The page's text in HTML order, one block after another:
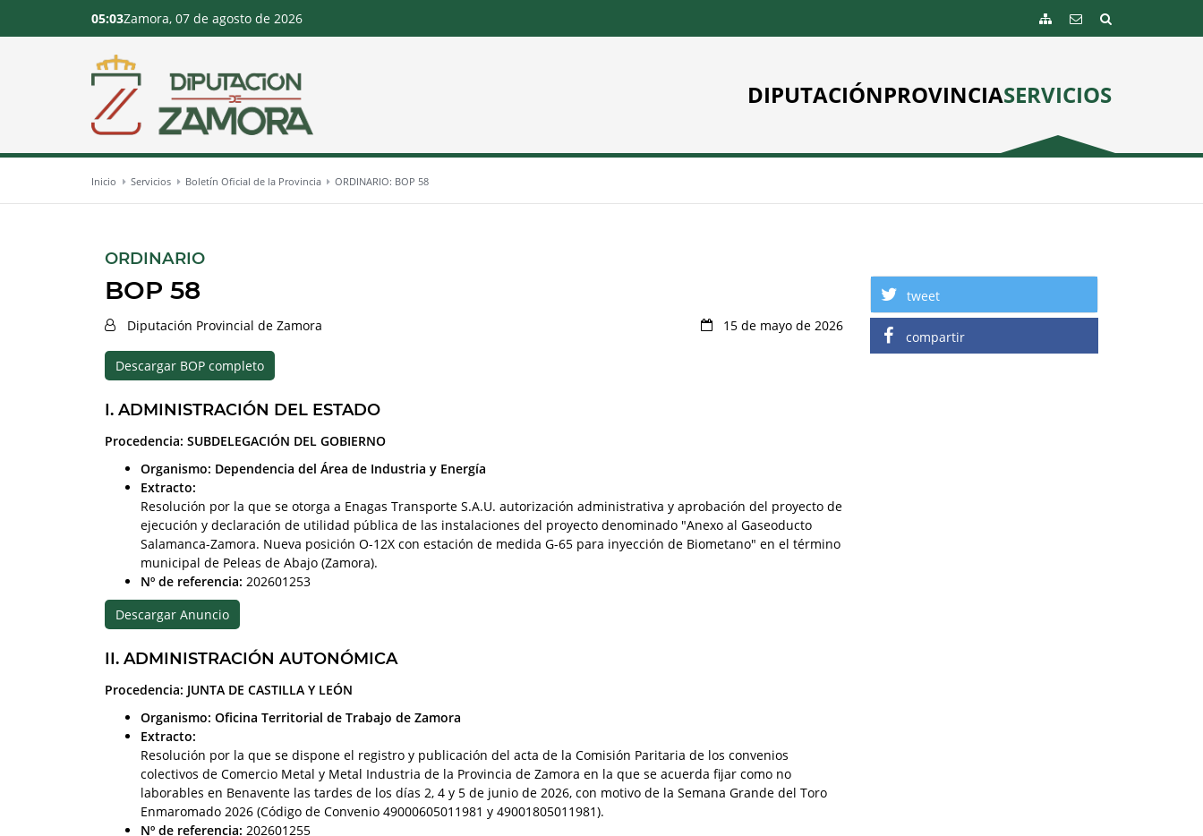
DIPUTACIÓNPROVINCIASERVICIOS
05:03Zamora, 07 de agosto de 2026
Inicio Servicios Boletín Oficial de la Provincia ORDINARIO: BOP 58
ORDINARIO:
BOP 58
15 de mayo de 2026
Diputación Provincial de Zamora
Descargar BOP completo
I. ADMINISTRACIÓN DEL ESTADO
Procedencia: SUBDELEGACIÓN DEL GOBIERNO
Organismo: Dependencia del Área de Industria y Energía
Extracto:
Resolución por la que se otorga a Enagas Transporte S.A.U. autorización administrativa y aprobación del proyecto de
ejecución y declaración de utilidad pública de las instalaciones del proyecto denominado "Anexo al Gaseoducto
Salamanca-Zamora. Nueva posición O-12X con estación de medida G-65 para inyección de Biometano" en el término
municipal de Peleas de Abajo (Zamora).
Nº de referencia: 202601253
Descargar Anuncio
II. ADMINISTRACIÓN AUTONÓMICA
Procedencia: JUNTA DE CASTILLA Y LEÓN
Organismo: Oficina Territorial de Trabajo de Zamora
Extracto:
Resolución por la que se dispone el registro y publicación del acta de la Comisión Paritaria de los convenios
colectivos de Comercio Metal y Metal Industria de la Provincia de Zamora en la que se acuerda fijar como no
laborables en Benavente las tardes de los días 2, 4 y 5 de junio de 2026, con motivo de la Semana Grande del Toro
Enmaromado 2026 (Código de Convenio 49000605011981 y 49001805011981).
Nº de referencia: 202601255
tweet
compartir